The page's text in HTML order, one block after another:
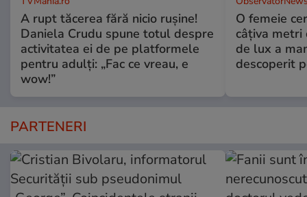
A rupt tăcerea fără nicio rușine!
Daniela Crudu spune totul despre
activitatea ei de pe platformele
pentru adulți: „Fac ce vreau, e
wow!”
O femeie
câţiva metri
de lux a
descoperit
PARTENERI